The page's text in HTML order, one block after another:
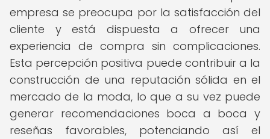
empresa se preocupa por la satisfacción del
cliente y está dispuesta a ofrecer una
experiencia de compra sin complicaciones.
Esta percepción positiva puede contribuir a la
construcción de una reputación sólida en el
mercado de la moda, lo que a su vez puede
generar recomendaciones boca a boca y
reseñas favorables, potenciando así el